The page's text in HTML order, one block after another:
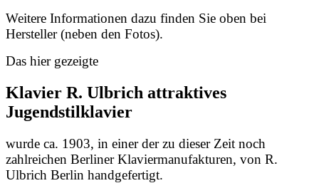
Weitere Informationen dazu finden Sie oben bei
Hersteller (neben den Fotos).
Das hier gezeigte
Klavier R. Ulbrich attraktives
Jugendstilklavier
wurde ca. 1903, in einer der zu dieser Zeit noch
zahlreichen Berliner Klaviermanufakturen, von R.
Ulbrich Berlin handgefertigt.